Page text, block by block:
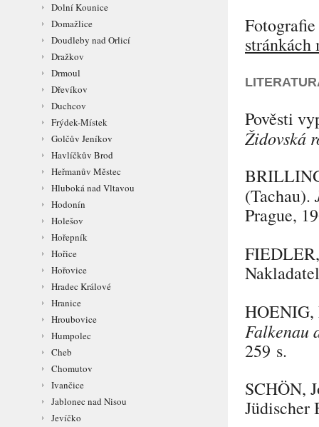
Dolní Kounice
Domažlice
Doudleby nad Orlicí
Dražkov
Drmoul
Dřevíkov
Duchcov
Frýdek-Místek
Golčův Jeníkov
Havlíčkův Brod
Heřmanův Městec
Hluboká nad Vltavou
Hodonín
Holešov
Hořepník
Hořice
Hořovice
Hradec Králové
Hranice
Hroubovice
Humpolec
Cheb
Chomutov
Ivančice
Jablonec nad Nisou
Jevíčko
stránkách
Pověsti
Židovská
(Tachau).
Prague,
FIEDLER
HOENIG
Falkenau
259 s.
SCHÖN,
Jüdischer